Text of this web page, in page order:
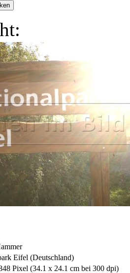
Eifel (Deutschland)
Pixel (34.1 x 24.1 cm bei 300 dpi)